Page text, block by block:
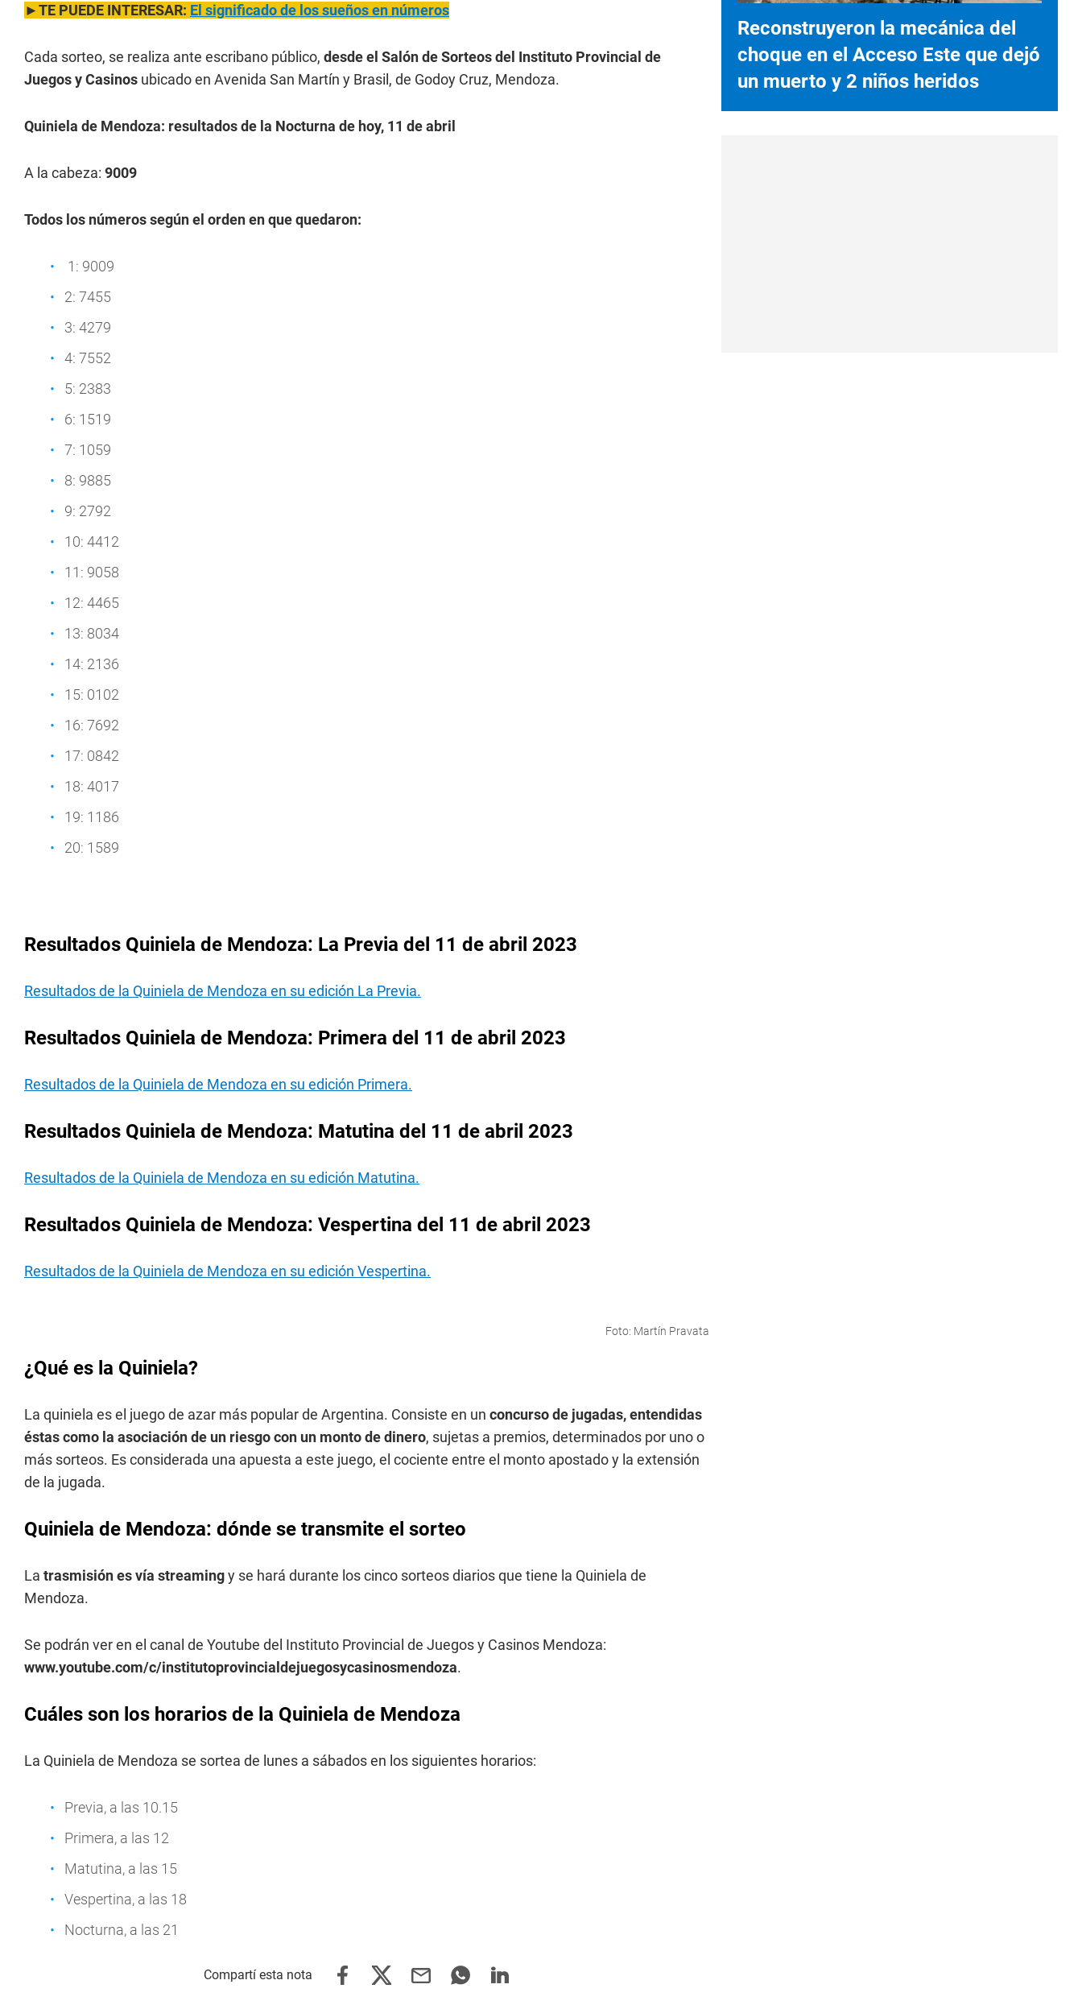
►TE PUEDE INTERESAR: El significado de los sueños en números
Cada sorteo, se realiza ante escribano público, desde el Salón de Sorteos del Instituto Provincial de
Juegos y Casinos ubicado en Avenida San Martín y Brasil, de Godoy Cruz, Mendoza.
Quiniela de Mendoza: resultados de la Nocturna de hoy, 11 de abril
A la cabeza: 9009
Todos los números según el orden en que quedaron:
1: 9009
2: 7455
3: 4279
4: 7552
5: 2383
6: 1519
7: 1059
8: 9885
9: 2792
10: 4412
11: 9058
12: 4465
13: 8034
14: 2136
15: 0102
16: 7692
17: 0842
18: 4017
19: 1186
20: 1589
Resultados Quiniela de Mendoza: La Previa del 11 de abril 2023
Resultados de la Quiniela de Mendoza en su edición La Previa.
Resultados Quiniela de Mendoza: Primera del 11 de abril 2023
Resultados de la Quiniela de Mendoza en su edición Primera.
Resultados Quiniela de Mendoza: Matutina del 11 de abril 2023
Resultados de la Quiniela de Mendoza en su edición Matutina.
Resultados Quiniela de Mendoza: Vespertina del 11 de abril 2023
Resultados de la Quiniela de Mendoza en su edición Vespertina.
Foto: Martín Pravata
¿Qué es la Quiniela?
La quiniela es el juego de azar más popular de Argentina. Consiste en un concurso de jugadas, entendidas
éstas como la asociación de un riesgo con un monto de dinero, sujetas a premios, determinados por uno o
más sorteos. Es considerada una apuesta a este juego, el cociente entre el monto apostado y la extensión
de la jugada.
Quiniela de Mendoza: dónde se transmite el sorteo
La trasmisión es vía streamingy se hará durante los cinco sorteos diarios que tiene la Quiniela de
Mendoza.
Se podrán ver en el canal de Youtube del Instituto Provincial de Juegos y Casinos Mendoza:
www.youtube.com/c/institutoprovincialdejuegosycasinosmendoza.
Cuáles son los horarios de la Quiniela de Mendoza
La Quiniela de Mendoza se sortea de lunes a sábados en los siguientes horarios:
Previa, a las 10.15
Primera, a las 12
Matutina, a las 15
Vespertina, a las 18
Nocturna, a las 21
Reconstruyeron la mecánica del
choque en el Acceso Este que dejó
un muerto y 2 niños heridos